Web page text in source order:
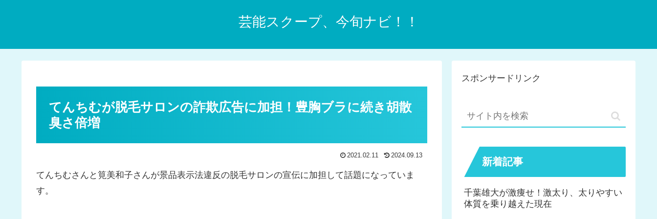
芸能スクープ、今旬ナビ！！
てんちむが脱毛サロンの詐欺広告に加担！豊胸ブラに続き胡散
臭さ倍増
2021.02.11 2024.09.13
てんちむさんと筧美和子さんが景品表示法違反の脱毛サロンの宣伝に加担して話題になっていま
す。
スポンサードリンク
新着記事
千葉雄大が激痩せ！激太り、太りやすい
体質を乗り越えた現在